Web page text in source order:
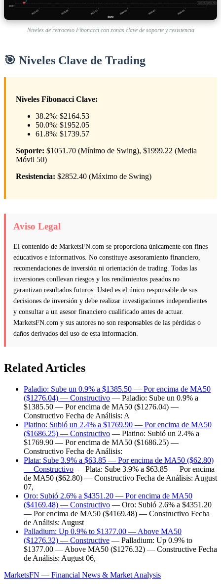
Niveles de retroceso Fibonacci con zonas clave de soporte y resistencia
🎯 Niveles Clave de Trading
Niveles Fibonacci Clave:
38.2%: $2164.53
50.0%: $1952.05
61.8%: $1739.57
Soporte: $1051.70 (Mínimo de Swing), $1999.22 (Media
Móvil 50)
Resistencia: $2852.40 (Máximo de Swing)
Aviso Legal
El contenido de MarketsFN.com se proporciona únicamente con fines
educativos e informativos. No constituye asesoramiento financiero,
recomendaciones de inversión ni orientación de trading. Todas las
inversiones conllevan riesgos y los rendimientos pasados no
garantizan resultados futuros. Usted es el único responsable de sus
decisiones de inversión y debe realizar investigaciones independientes
y consultar a un asesor financiero cualificado antes de actuar.
MarketsFN.com y sus autores no son responsables de las pérdidas o
daños derivados del uso de esta información.
Related Articles
Paladio: Sube un 0.9% a $1385.50 — Por encima de MA50
($1276.04) — Constructivo — Paladio: Sube un 0.9% a
$1385.50 — Por encima de MA50 ($1276.04) —
Constructivo Fecha de Análisis: A
Platino: Subió un 2.4% a $1769.90 — Por encima de MA50
($1686.25) — Constructivo — Platino: Subió un 2.4% a
$1769.90 — Por encima de MA50 ($1686.25) —
Constructivo Fecha de Análisis:
Plata: Sube 3.9% a $63.85 — Por encima de MA50 ($62.80)
— Constructivo — Plata: Sube 3.9% a $63.85 — Por encima
de MA50 ($62.80) — Constructivo Fecha de Análisis: August
07,
Oro: Subió 2.6% a $4351.20 — Por encima de MA50
($4169.48) — Constructivo — Oro: Subió 2.6% a $4351.20
— Por encima de MA50 ($4169.48) — Constructivo Fecha
de Análisis: August
Palladium: Up 0.9% to $1377.00 — Above MA50
($1276.32) — Constructive — Palladium: Up 0.9% to
$1377.00 — Above MA50 ($1276.32) — Constructive Fecha
de Análisis: August 06,
MarketsFN — Financial News & Market Analysis